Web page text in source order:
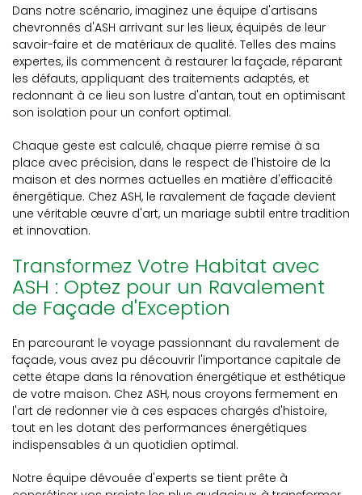
Dans notre scénario, imaginez une équipe d'artisans
chevronnés d'ASH arrivant sur les lieux, équipés de leur
savoir-faire et de matériaux de qualité. Telles des mains
expertes, ils commencent à restaurer la façade, réparant
les défauts, appliquant des traitements adaptés, et
redonnant à ce lieu son lustre d'antan, tout en optimisant
son isolation pour un confort optimal.
Chaque geste est calculé, chaque pierre remise à sa
place avec précision, dans le respect de l'histoire de la
maison et des normes actuelles en matière d'efficacité
énergétique. Chez ASH, le ravalement de façade devient
une véritable œuvre d'art, un mariage subtil entre tradition
et innovation.
Transformez Votre Habitat avec
ASH : Optez pour un Ravalement
de Façade d'Exception
En parcourant le voyage passionnant du ravalement de
façade, vous avez pu découvrir l'importance capitale de
cette étape dans la rénovation énergétique et esthétique
de votre maison. Chez ASH, nous croyons fermement en
l'art de redonner vie à ces espaces chargés d'histoire,
tout en les dotant des performances énergétiques
indispensables à un quotidien optimal.
Notre équipe dévouée d'experts se tient prête à